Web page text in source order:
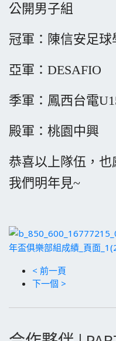
公開男子組
冠軍：陳信安足球
亞軍：DESAFIO
季軍：鳳西台電
殿軍：桃園中興
恭喜以上隊伍，也
我們明年見~
< 前一頁
下一個 >